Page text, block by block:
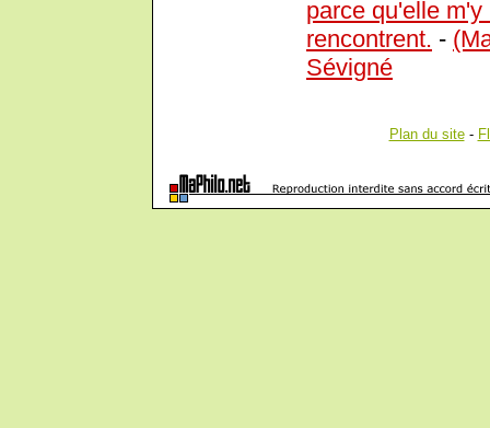
parce qu'elle
rencontrent. -
Sévigné
Plan du site-